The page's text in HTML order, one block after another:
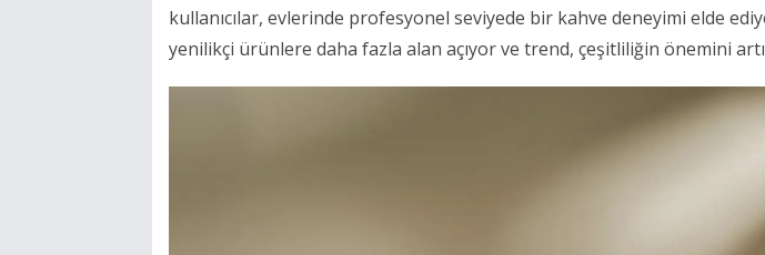
kullanıcılar, evlerinde profesyonel seviyede bir kahve deneyimi elde
yenilikçi ürünlere daha fazla alan açıyor ve trend, çeşitliliğin önemini